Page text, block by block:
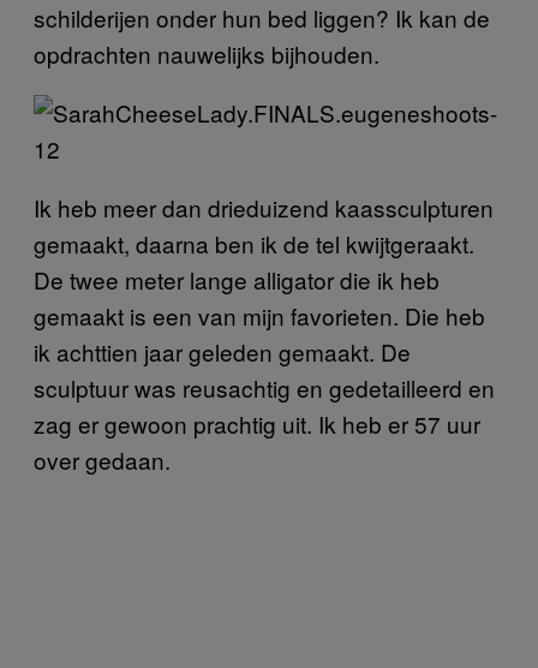
schilderijen onder hun bed liggen? Ik kan de
opdrachten nauwelijks bijhouden.
Ik heb meer dan drieduizend kaassculpturen
gemaakt, daarna ben ik de tel kwijtgeraakt.
De twee meter lange alligator die ik heb
gemaakt is een van mijn favorieten. Die heb
ik achttien jaar geleden gemaakt. De
sculptuur was reusachtig en gedetailleerd en
zag er gewoon prachtig uit. Ik heb er 57 uur
over gedaan.